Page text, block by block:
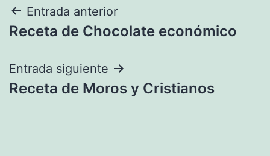
Navegación
de
entradas
Entrada anterior
Receta de Chocolate económico
Entrada siguiente
Receta de Moros y Cristianos